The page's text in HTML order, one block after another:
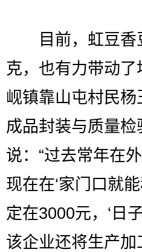
目前，虹豆香
克，也有力带动
岘镇靠山屯村民
成品封装与质量
说：“过去常年在
现在在‘家门口就
定在3000元，‘日
该企业还将生产